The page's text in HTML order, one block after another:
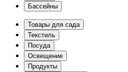
Бассейны
Товары для сада
Текстиль
Посуда
Освещение
Продукты